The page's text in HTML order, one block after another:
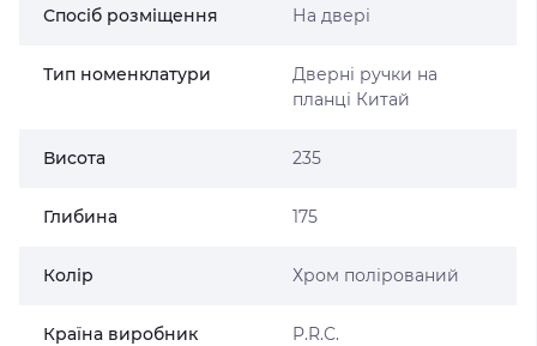
Спосіб розміщення На двері
Тип номенклатури
Дверні ручки на
планці Китай
Висота 235
Глибина 175
Колір Хром полірований
Країна виробник P.R.C.